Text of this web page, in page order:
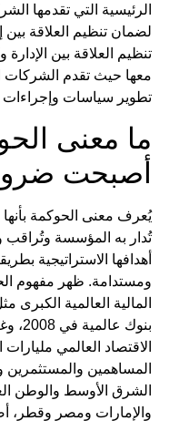
الرئيسية التي تقدمها
لضمان تنظيم العلاقة
تنظيم العلاقة بين
معها حيث تقدم
تطوير سياسات وإجراءات
ما معنى
أصبحت
يُعرف معنى الحوكمة
تُدار به المؤسسة
أهدافها الاستراتيجية
ومستدامة. ظهر مفهوم
بنوك
الاقتصاد العالمي
المساهمين
الشرق الأوسط والوطن
والإمارات ومصر وقطر،